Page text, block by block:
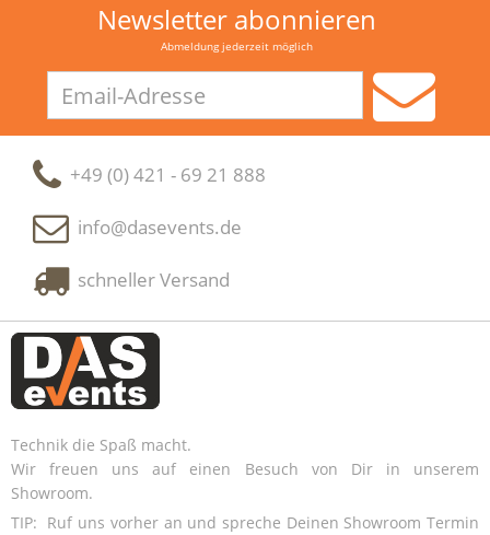
Newsletter abonnieren
Abmeldung jederzeit möglich
Adresse
+49 (0) 421 - 69 21 888
info@dasevents.de
schneller Versand
Technik die Spaß macht.
Wir freuen uns auf einen Besuch von Dir in unserem
Showroom.
TIP: Ruf uns vorher an und spreche Deinen Showroom Termin